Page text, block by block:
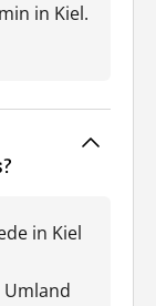
in Kiel.
in Kiel